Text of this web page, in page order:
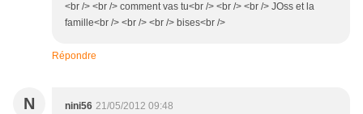
<br /> <br /> comment vas tu<br /> <br /> <br /> JOss et la
famille<br /> <br /> <br /> bises<br />
Répondre
N nini56 21/05/2012 09:48